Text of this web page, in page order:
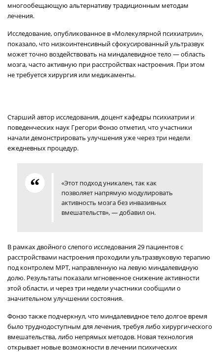
многообещающую альтернативу традиционным методам
лечения.
Исследование, опубликованное в «Молекулярной психиатрии»,
показало, что низкоинтенсивный сфокусированный ультразвук
может точно воздействовать на миндалевидное тело — область
мозга, часто активную при расстройствах настроения. При этом
не требуется хирургия или медикаменты.
Старший автор исследования, доцент кафедры психиатрии и
поведенческих наук Грегори Фонзо отметил, что участники
начали демонстрировать улучшения уже через три недели
ежедневных процедур.
«Этот подход уникален, так как
позволяет напрямую модулировать
активность мозга без инвазивных
вмешательств», — добавил он.
В рамках двойного слепого исследования 29 пациентов с
расстройствами настроения проходили ультразвуковую терапию
под контролем МРТ, направленную на левую миндалевидную
долю. Результаты показали мгновенное снижение активности
этой области, и через три недели участники сообщили о
значительном улучшении состояния.
Фонзо также подчеркнул, что миндалевидное тело долгое время
было труднодоступным для лечения, требуя либо хирургического
вмешательства, либо непрямых методов. Новая технология
открывает новые возможности в лечении психических